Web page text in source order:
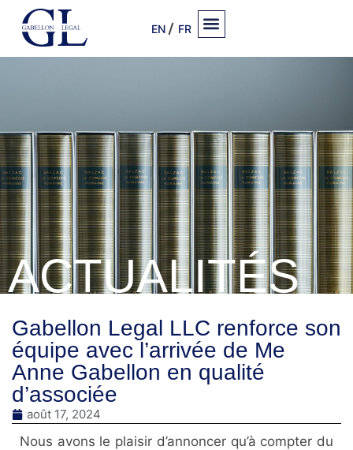
EN FR
ACTUALITÉS
Gabellon Legal LLC renforce son
équipe avec l’arrivée de Me
Anne Gabellon en qualité
d’associée
août 17, 2024
Nous avons le plaisir d’annoncer qu’à compter du